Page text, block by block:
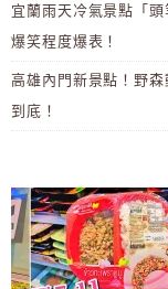
宜蘭雨天冷氣景點「
爆笑程度爆表！
高雄內門新景點！野
到底！